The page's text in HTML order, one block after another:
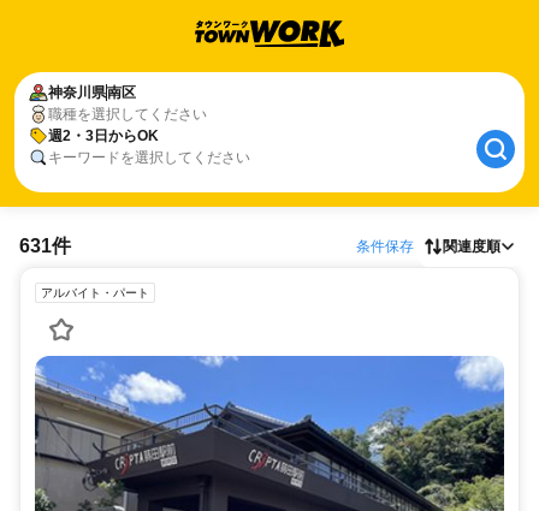
神奈川県南区
職種を選択してください
週2・3日からOK
キーワードを選択してください
631件 条件保存 関連度順
アルバイト・パート